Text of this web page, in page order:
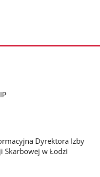
Dyrektora Izby
Skarbowej w Łodzi